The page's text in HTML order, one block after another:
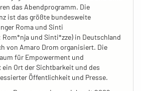
das Abendprogramm. Die
ist das größte bundesweite
Roma und Sinti
und Sinti*zze) in Deutschland
von Amaro Drom organisiert. Die
für Empowerment und
Ort der Sichtbarkeit und des
Öffentlichkeit und Presse.